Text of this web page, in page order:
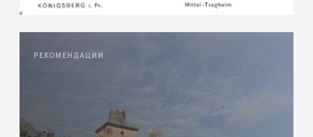
РЕКОМЕНДАЦИИ